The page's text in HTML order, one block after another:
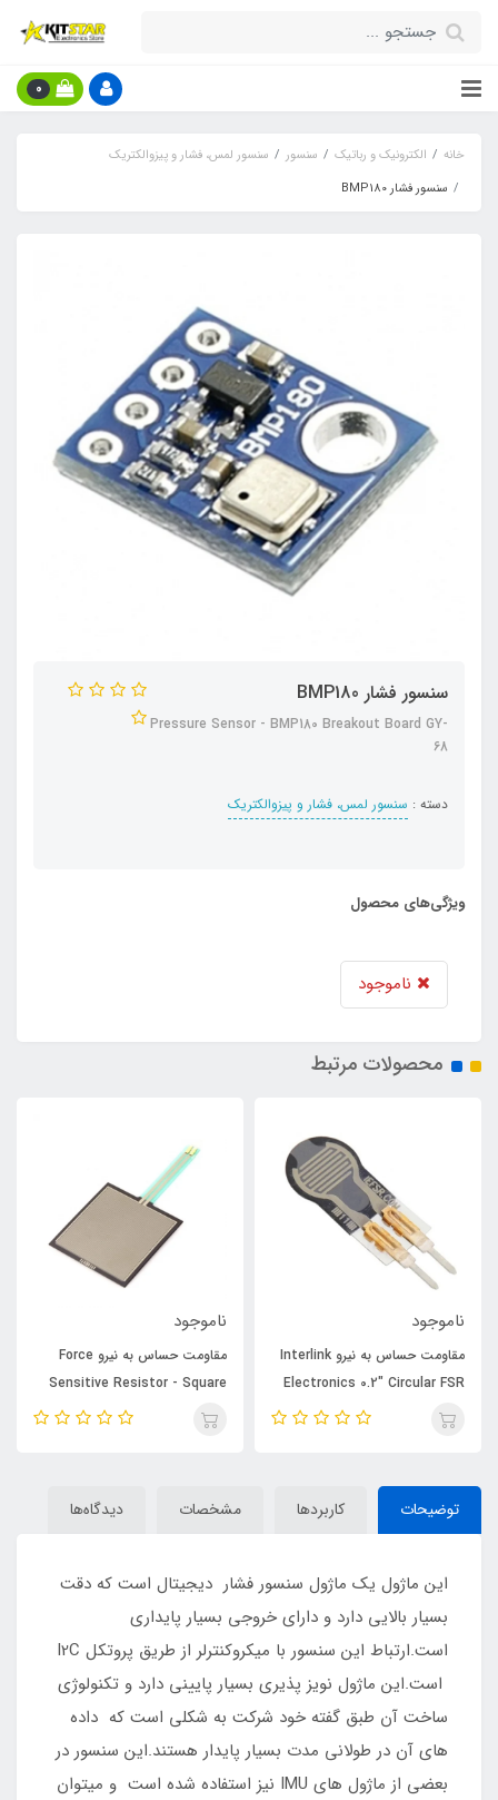
0
خانه الکترونیک و رباتیک سنسور
سنسور لمس، فشار و پیزوالکتریک
سنسور فشار BMP180
سنسور فشار BMP180
Pressure Sensor - BMP180 Breakout Board GY-
68
دسته : سنسور لمس، فشار و پیزوالکتریک
ویژگی‌های محصول
ناموجود
محصولات مرتبط
ناموجود
مقاومت حساس به نیرو Interlink
Electronics 0.2" Circular FSR
(Short)
ناموجود
مقاومت حساس به نیرو Force
Sensitive Resistor - Square
توضیحات کاربردها مشخصات دیدگاه‌ها
این ماژول یک ماژول سنسور فشار دیجیتال است که دقت
بسیار بالایی دارد و دارای خروجی بسیار پایداری
است.ارتباط این سنسور با میکروکنترلر از طریق پروتکل I2C
است.این ماژول نویز پذیری بسیار پایینی دارد و تکنولوژی
ساخت آن طبق گفته خود شرکت به شکلی است که داده
های آن در طولانی مدت بسیار پایدار هستند.این سنسور در
بعضی از ماژول های IMU نیز استفاده شده است و میتوان